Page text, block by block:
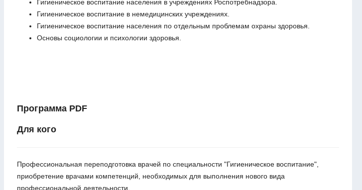
Гигиеническое воспитание населения в учреждениях Роспотребнадзора.
Гигиеническое воспитание в немедицинских учреждениях.
Гигиеническое воспитание населения по отдельным проблемам охраны здоровья.
Основы социологии и психологии здоровья.
Программа PDF
Для кого
Профессиональная переподготовка врачей по специальности "Гигиеническое воспитание",
приобретение врачами компетенций, необходимых для выполнения нового вида
профессиональной деятельности.